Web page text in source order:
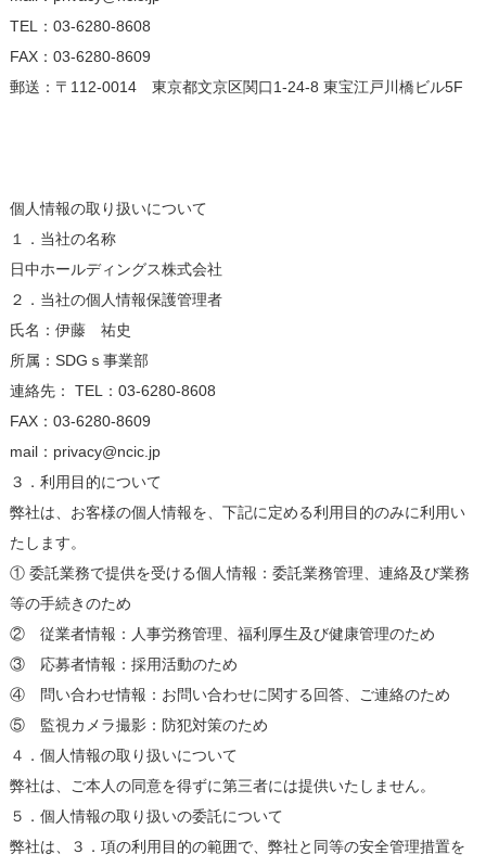
TEL：03-6280-8608
FAX：03-6280-8609
郵送：〒112-0014 東京都文京区関口1-24-8 東宝江戸川橋ビル5F
個人情報の取り扱いについて
１．当社の名称
日中ホールディングス株式会社
２．当社の個人情報保護管理者
氏名：伊藤 祐史
所属：SDGｓ事業部
連絡先： TEL：03-6280-8608
FAX：03-6280-8609
mail：privacy@ncic.jp
３．利用目的について
弊社は、お客様の個人情報を、下記に定める利用目的のみに利用い
たします。
① 委託業務で提供を受ける個人情報：委託業務管理、連絡及び業務
等の手続きのため
② 従業者情報：人事労務管理、福利厚生及び健康管理のため
③ 応募者情報：採用活動のため
④ 問い合わせ情報：お問い合わせに関する回答、ご連絡のため
⑤ 監視カメラ撮影：防犯対策のため
４．個人情報の取り扱いについて
弊社は、ご本人の同意を得ずに第三者には提供いたしません。
５．個人情報の取り扱いの委託について
弊社は、３．項の利用目的の範囲で、弊社と同等の安全管理措置を